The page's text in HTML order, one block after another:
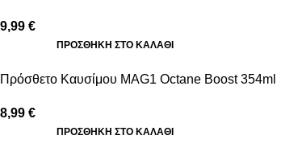
9,99 €
ΠΡΟΣΘΉΚΗ ΣΤΟ ΚΑΛΆΘΙ
Πρόσθετο Καυσίμου MAG1 Octane Boost 354ml
8,99 €
ΠΡΟΣΘΉΚΗ ΣΤΟ ΚΑΛΆΘΙ